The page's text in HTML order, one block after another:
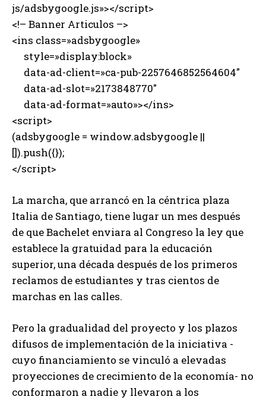
js/adsbygoogle.js»></script>
<!– Banner Articulos –>
<ins class=»adsbygoogle»
style=»display:block»
data-ad-client=»ca-pub-2257646852564604″
data-ad-slot=»2173848770″
data-ad-format=»auto»></ins>
<script>
(adsbygoogle = window.adsbygoogle ||
[]).push({});
</script>
La marcha, que arrancó en la céntrica plaza
Italia de Santiago, tiene lugar un mes después
de que Bachelet enviara al Congreso la ley que
establece la gratuidad para la educación
superior, una década después de los primeros
reclamos de estudiantes y tras cientos de
marchas en las calles.
Pero la gradualidad del proyecto y los plazos
difusos de implementación de la iniciativa -
cuyo financiamiento se vinculó a elevadas
proyecciones de crecimiento de la economía- no
conformaron a nadie y llevaron a los